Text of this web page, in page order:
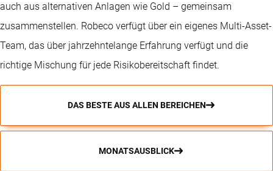
auch aus alternativen Anlagen wie Gold – gemeinsam
zusammenstellen. Robeco verfügt über ein eigenes Multi-Asset-
Team, das über jahrzehntelange Erfahrung verfügt und die
richtige Mischung für jede Risikobereitschaft findet.
DAS BESTE AUS ALLEN BEREICHEN
MONATSAUSBLICK